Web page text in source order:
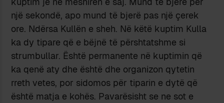
një sekondë, apo mund të bjerë pas një çerek
ore. Ndërsa Kullën e sheh. Në këtë kuptim Kulla
ka dy tipare që e bëjnë të përshtatshme si
strumbullar. Është permanente në kuptimin që
ka qenë aty dhe është dhe organizon qytetin
rreth vetes, por sidomos për tiparin e dytë që
është matja e kohës. Pavarësisht se ne sot e